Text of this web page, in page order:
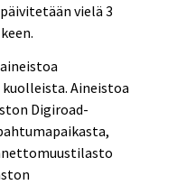
vielä 3
Aineistoa
Digiroad-